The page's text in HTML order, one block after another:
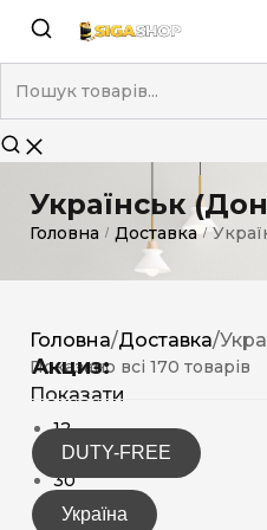
Українськ
Головна / Доставка /
Акциз:
DUTY-FREE
Україна
Головна/Доставка/
Показано всі 170 товарів
Показати
12
15
30